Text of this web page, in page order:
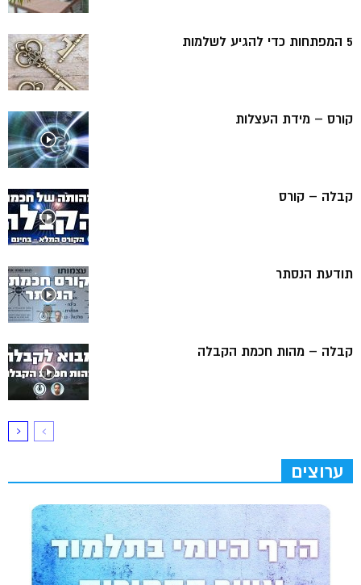
5 המפתחות כדי להגיע לשלמות
קורס – מידת העצלות
קבלה – קורס
תודעת הנסתר
קבלה – מהות חכמת הקבלה
ערוצים